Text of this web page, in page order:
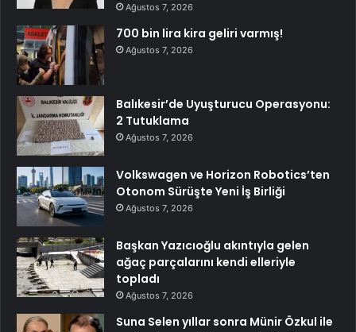
Ağustos 7, 2026
700 bin lira kira geliri varmış!
Ağustos 7, 2026
Balıkesir’de Uyuşturucu Operasyonu:
2 Tutuklama
Ağustos 7, 2026
Volkswagen ve Horizon Robotics’ten
Otonom Sürüşte Yeni İş Birliği
Ağustos 7, 2026
Başkan Yazıcıoğlu akıntıyla gelen
ağaç parçalarını kendi elleriyle
topladı
Ağustos 7, 2026
Suna Selen yıllar sonra Münir Özkul ile